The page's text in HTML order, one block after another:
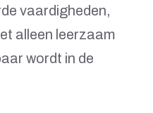
vaardigheden,
alleen leerzaam
wordt in de